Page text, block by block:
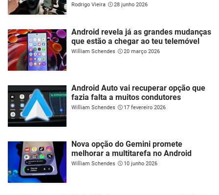
Rodrigo Vieira 28 junho 2026
Android revela já as grandes mudanças
que estão a chegar ao teu telemóvel
William Schendes 20 março 2026
Android Auto vai recuperar opção que
fazia falta a muitos condutores
William Schendes 17 fevereiro 2026
Nova opção do Gemini promete
melhorar a multitarefa no Android
William Schendes 10 junho 2026